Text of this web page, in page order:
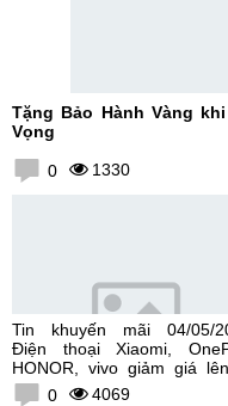
Tặng Bảo Hành Vàng
Vọng
0 1330
Tin khuyến mãi 04/05/
Điện thoại Xiaomi,
HONOR, vivo giảm giá lên
300K0 4069